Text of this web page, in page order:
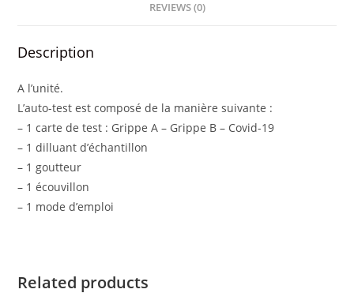
quantity
REVIEWS (0)
Description
A l’unité.
L’auto-test est composé de la manière suivante :
– 1 carte de test : Grippe A – Grippe B – Covid-19
– 1 dilluant d’échantillon
– 1 goutteur
– 1 écouvillon
– 1 mode d’emploi
Related products